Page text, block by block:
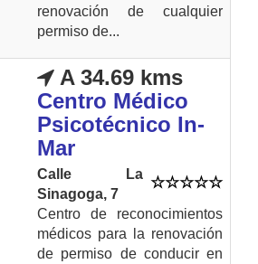
renovación de cualquier
permiso de...
A 34.69 kms
Centro Médico
Psicotécnico In-
Mar
Calle La
Sinagoga, 7
Centro de reconocimientos
médicos para la renovación
de permiso de conducir en